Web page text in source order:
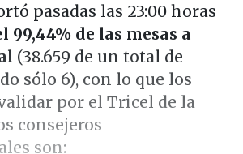
pasadas las 23:00 horas
99,44% de las mesas a
(38.659 de un total de
sólo 6), con lo que los
por el Tricel de la
consejeros
son: